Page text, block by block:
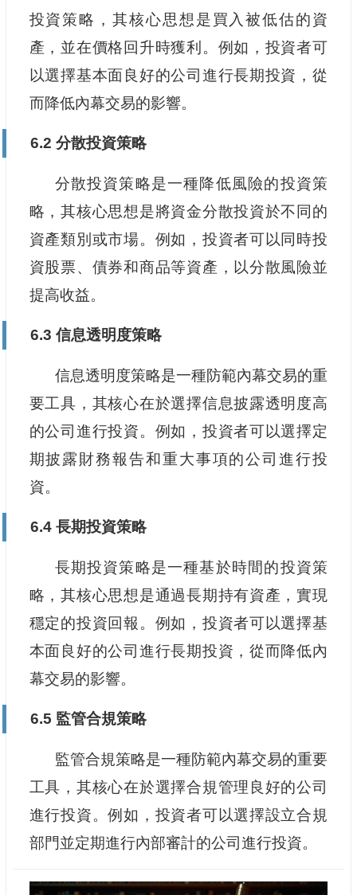
投資策略，其核心思想是買入被低估的資
產，並在價格回升時獲利。例如，投資者可
以選擇基本面良好的公司進行長期投資，從
而降低內幕交易的影響。
6.2 分散投資策略
分散投資策略是一種降低風險的投資策
略，其核心思想是將資金分散投資於不同的
資產類別或市場。例如，投資者可以同時投
資股票、債券和商品等資產，以分散風險並
提高收益。
6.3 信息透明度策略
信息透明度策略是一種防範內幕交易的重
要工具，其核心在於選擇信息披露透明度高
的公司進行投資。例如，投資者可以選擇定
期披露財務報告和重大事項的公司進行投
資。
6.4 長期投資策略
長期投資策略是一種基於時間的投資策
略，其核心思想是通過長期持有資產，實現
穩定的投資回報。例如，投資者可以選擇基
本面良好的公司進行長期投資，從而降低內
幕交易的影響。
6.5 監管合規策略
監管合規策略是一種防範內幕交易的重要
工具，其核心在於選擇合規管理良好的公司
進行投資。例如，投資者可以選擇設立合規
部門並定期進行內部審計的公司進行投資。